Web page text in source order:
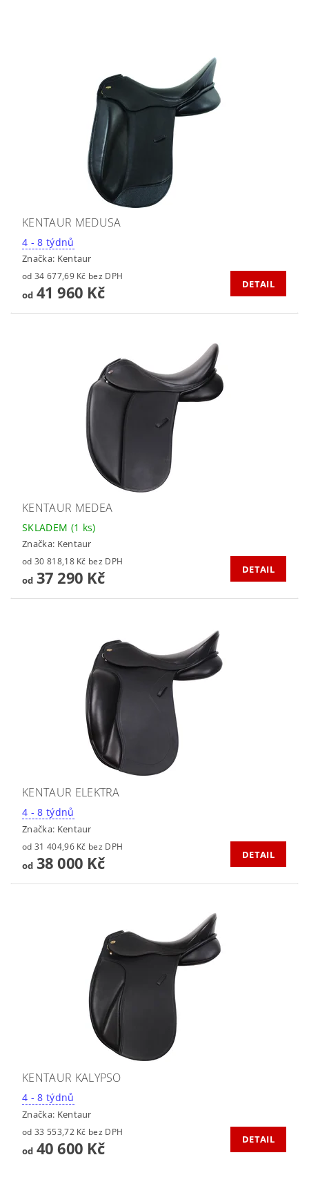
KENTAUR MEDUSA
4 - 8 týdnů
Značka: Kentaur
od 34 677,69 Kč bez DPH
od41 960 Kč DETAIL
KENTAUR MEDEA
SKLADEM (1 ks)
Značka: Kentaur
od 30 818,18 Kč bez DPH
od37 290 Kč DETAIL
KENTAUR ELEKTRA
4 - 8 týdnů
Značka: Kentaur
od 31 404,96 Kč bez DPH
od38 000 Kč DETAIL
KENTAUR KALYPSO
4 - 8 týdnů
Značka: Kentaur
od 33 553,72 Kč bez DPH
od40 600 Kč DETAIL